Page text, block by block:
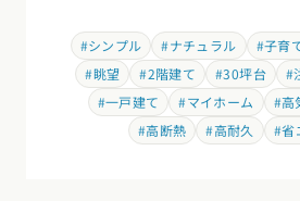
#シンプル #ナチュラル #子育
#眺望
#2階建て #30坪台 #
#一戸建て
#マイホーム #高
#高断熱
#高耐久 #省